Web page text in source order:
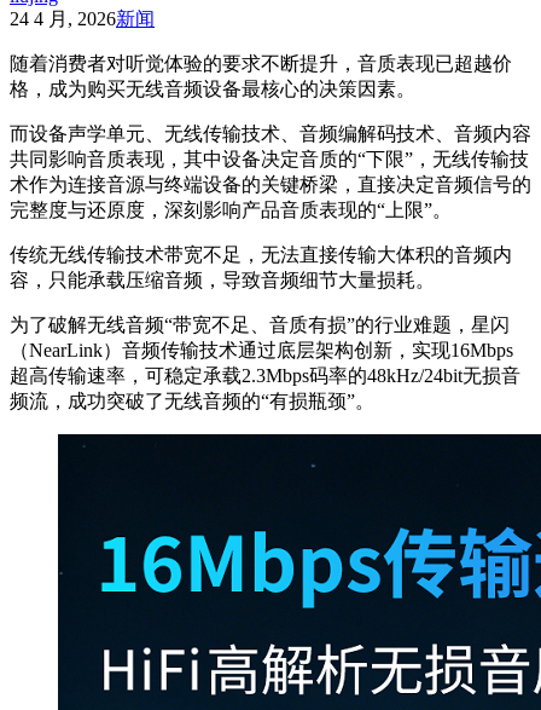
24 4 月, 2026新闻
随着消费者对听觉体验的要求不断提升，音质表现已超越价
格，成为购买无线音频设备最核心的决策因素。
而设备声学单元、无线传输技术、音频编解码技术、音频内容
共同影响音质表现，其中设备决定音质的“下限”，无线传输技
术作为连接音源与终端设备的关键桥梁，直接决定音频信号的
完整度与还原度，深刻影响产品音质表现的“上限”。
传统无线传输技术带宽不足，无法直接传输大体积的音频内
容，只能承载压缩音频，导致音频细节大量损耗。
为了破解无线音频“带宽不足、音质有损”的行业难题，星闪
（NearLink）音频传输技术通过底层架构创新，实现16Mbps
超高传输速率，可稳定承载2.3Mbps码率的48kHz/24bit无损音
频流，成功突破了无线音频的“有损瓶颈”。